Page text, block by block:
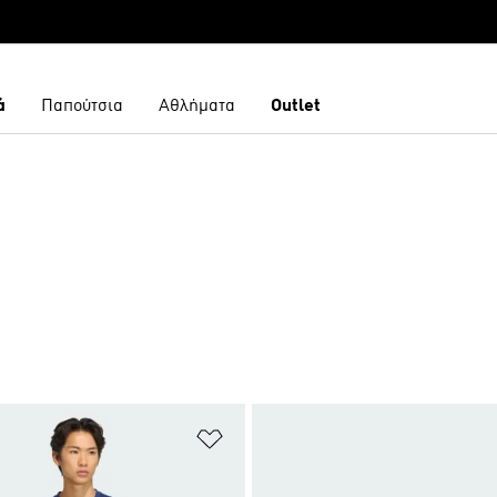
Παπούτσια Αθλήματα Outlet
Επιθυμιών